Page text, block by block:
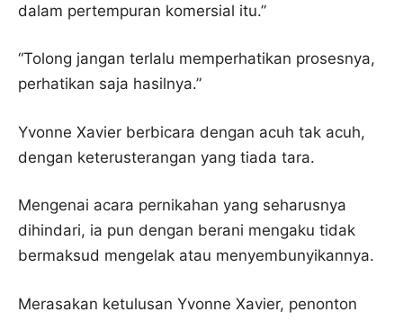
dalam pertempuran komersial itu.”
“Tolong jangan terlalu memperhatikan prosesnya,
perhatikan saja hasilnya.”
Yvonne Xavier berbicara dengan acuh tak acuh,
dengan keterusterangan yang tiada tara.
Mengenai acara pernikahan yang seharusnya
dihindari, ia pun dengan berani mengaku tidak
bermaksud mengelak atau menyembunyikannya.
Merasakan ketulusan Yvonne Xavier, penonton